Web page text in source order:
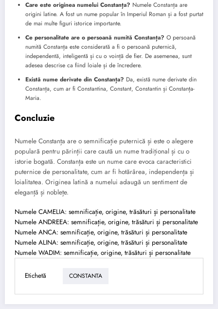
Care este originea numelui Constanța? Numele Constanța are
origini latine. A fost un nume popular în Imperiul Roman și a fost purtat
de mai multe figuri istorice importante.
Ce personalitate are o persoană numită Constanța? O persoană
numită Constanța este considerată a fi o persoană puternică,
independentă, inteligentă și cu o voință de fier. De asemenea, sunt
adesea descrise ca fiind loiale și de încredere.
Există nume derivate din Constanța? Da, există nume derivate din
Constanța, cum ar fi Constantina, Constant, Constantin și Constanța-
Maria.
Concluzie
Numele Constanța are o semnificație puternică și este o alegere
populară pentru părinții care caută un nume tradițional și cu o
istorie bogată. Constanța este un nume care evoca caracteristici
puternice de personalitate, cum ar fi hotărârea, independența și
loialitatea. Originea latină a numelui adaugă un sentiment de
eleganță și noblețe.
Numele CAMELIA: semnificație, origine, trăsături și personalitate
Numele ANDREEA: semnificație, origine, trăsături și personalitate
Numele ANCA: semnificație, origine, trăsături și personalitate
Numele ALINA: semnificație, origine, trăsături și personalitate
Numele WADIM: semnificație, origine, trăsături și personalitate
Etichetă CONSTANTA